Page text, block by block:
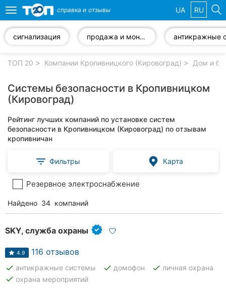
компании
рубрики:
Стоматологии
Частные
клиники
Автошколы
Рестораны
рубрики
Toggle
navigation
справка и отзывы UA RU
сигнализация продажа и монтаж систем видеонаблюдения
ТОП 20 Компании Кропивницкого (Кировоград) Дом и
Системы безопасности в Кропивницком
(Кировоград)
Рейтинг лучших компаний по установке систем
безопасности в Кропивницком (Кировоград) по отзывам
кропивничан
Фильтры Карта
Резервное электроснабжение
Найдено 34 компаний
SKY, служба охраны
4.9 116 отзывов
done антикражные системы done домофон done личная охрана
done охрана мероприятий